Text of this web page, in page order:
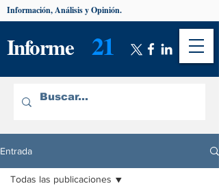
Informe 21
Información, Análisis y Opinión.
Entrada
Todas las publicaciones